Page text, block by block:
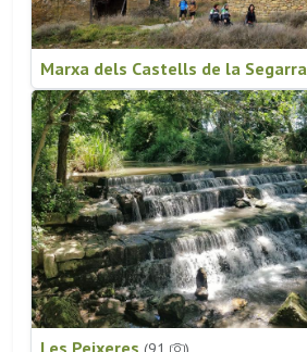
Marxa dels Castells de la Segarra